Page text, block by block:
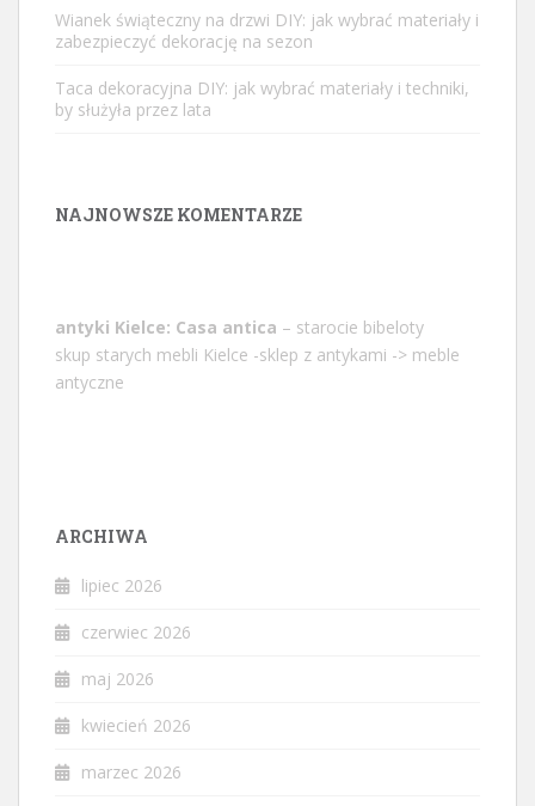
Wianek świąteczny na drzwi DIY: jak wybrać materiały i
zabezpieczyć dekorację na sezon
Taca dekoracyjna DIY: jak wybrać materiały i techniki,
by służyła przez lata
NAJNOWSZE KOMENTARZE
antyki Kielce: Casa antica – starocie bibeloty
skup starych mebli Kielce -sklep z antykami -> meble
antyczne
ARCHIWA
lipiec 2026
czerwiec 2026
maj 2026
kwiecień 2026
marzec 2026